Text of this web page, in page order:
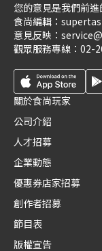
您的意見是我們前
食尚編輯：
意見反映：
觀眾服務專線： 02-
關於食尚玩家
公司介紹
人才招募
企業動態
優惠券店家招募
創作者招募
節目表
版權宣告